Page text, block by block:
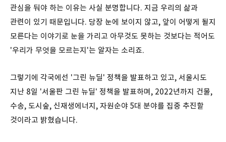
관심을 둬야 하는 이유는 사실 분명합니다. 지금 우리의 삶과
관련이 있기 때문입니다. 당장 눈에 보이지 않고, 앞이 어떻게 될지
모른다는 이야기로 눈을 가리고 아무것도 못하는 것보다는 적어도
'우리가 무엇을 모르는지'는 알자는 소리죠.
그렇기에 각국에선 '그린 뉴딜' 정책을 발표하고 있고, 서울시도
지난 8일 '서울판 그린 뉴딜' 정책을 발표하며, 2022년까지 건물,
수송, 도시숲, 신재생에너지, 자원순야 5대 분야를 집중 추진할
것이라고 밝혔습니다.